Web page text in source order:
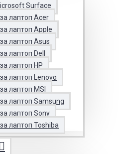
Surface
лаптоп Acer
лаптоп Apple
лаптоп Asus
лаптоп Dell
лаптоп HP
лаптоп Lenovo
лаптоп MSI
лаптоп Samsung
лаптоп Sony
лаптоп Toshiba